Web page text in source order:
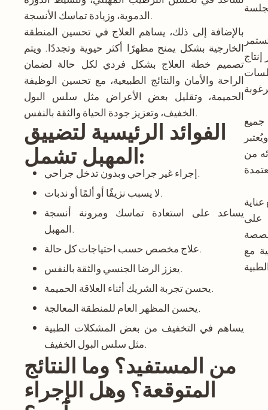
الدموية، وزيادة تماسك الأنسجة.
بالإضافة إلى ذلك، يساهم العلاج في تحسين المنطقة
الخارجية بشكل يمنح مظهرًا أكثر حيوية وتجددًا. ويتم
تصميم خطة العلاج بشكل فردي لكل حالة لضمان
الراحة والأمان والنتائج الطبيعية، مع تحسين الوظيفة
الحميمة، وتقليل بعض الأعراض مثل سلس البول
الخفيف، وتعزيز جودة الحياة والثقة بالنفس.
الفوائد الرئيسية لتضييق
المهبل تشمل:
إجراء غير جراحي وبدون تدخل جراحي.
لا يسبب نزيفًا أو ألمًا أو ندبات.
يساعد على استعادة تماسك ومرونة أنسجة
المهبل.
علاج مخصص حسب احتياجات كل حالة.
يعزز الرضا الجنسي والثقة بالنفس.
يحسن تجربة الشريك أثناء العلاقة الحميمة.
يحسن المظهر العام للمنطقة المعالجة.
يساهم في التخفيف من بعض المشكلات الطبية
مثل سلس البول الخفيف.
من المستفيد؟ وما النتائج
المتوقعة؟ وهل الإجراء
جميع
من
على
مع